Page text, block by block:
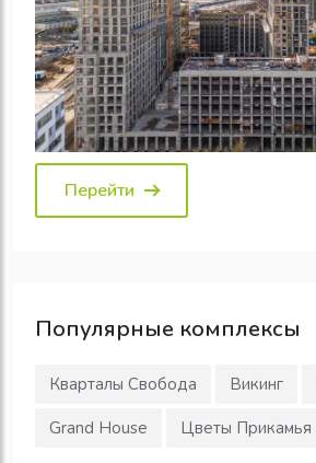
Перейти
Популярные комплексы
Кварталы Свобода Викинг
Grand House
Цветы Прикамья